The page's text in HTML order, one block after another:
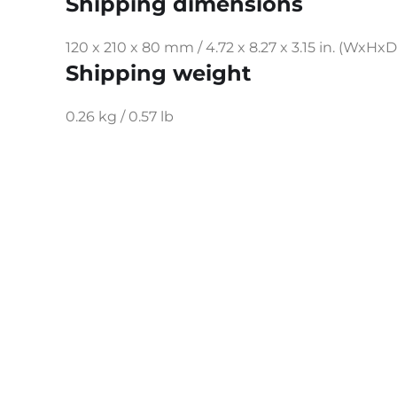
120 x 210 x 80 mm / 4.72 x 8.27 x 3.15 in.
Shipping weight
0.26 kg / 0.57 lb